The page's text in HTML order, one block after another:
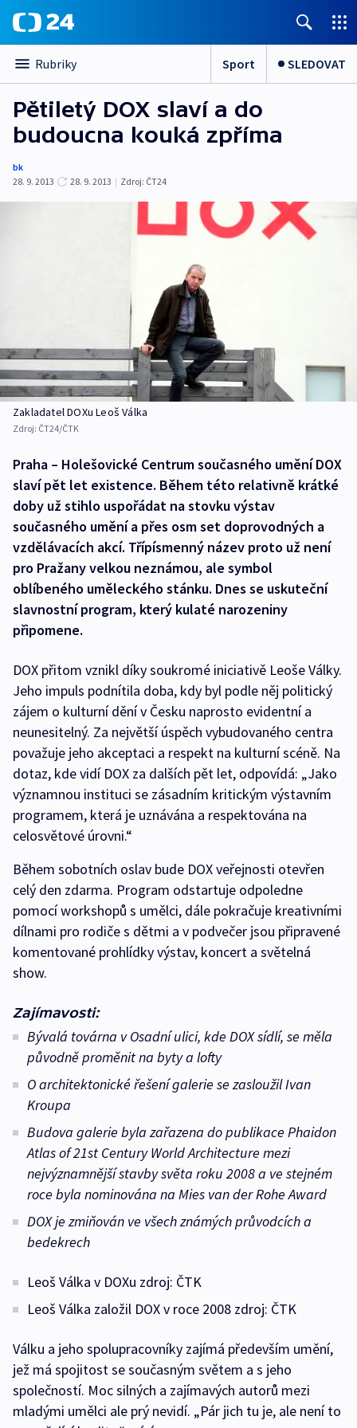
Rubriky Sport SLEDOVAT
Pětiletý DOX slaví a do
budoucna kouká zpříma
bk
28. 9. 2013
28. 9. 2013 | Zdroj: ČT24
Zakladatel DOXu Leoš Válka
Zdroj: ČT24/ČTK
Praha – Holešovické Centrum současného umění DOX
slaví pět let existence. Během této relativně krátké
doby už stihlo uspořádat na stovku výstav
současného umění a přes osm set doprovodných a
vzdělávacích akcí. Třípísmenný název proto už není
pro Pražany velkou neznámou, ale symbol
oblíbeného uměleckého stánku. Dnes se uskuteční
slavnostní program, který kulaté narozeniny
připomene.
DOX přitom vznikl díky soukromé iniciativě Leoše Války.
Jeho impuls podnítila doba, kdy byl podle něj politický
zájem o kulturní dění v Česku naprosto evidentní a
neunesitelný. Za největší úspěch vybudovaného centra
považuje jeho akceptaci a respekt na kulturní scéně. Na
dotaz, kde vidí DOX za dalších pět let, odpovídá: „Jako
významnou instituci se zásadním kritickým výstavním
programem, která je uznávána a respektována na
celosvětové úrovni.“
Během sobotních oslav bude DOX veřejnosti otevřen
celý den zdarma. Program odstartuje odpoledne
pomocí workshopů s umělci, dále pokračuje kreativními
dílnami pro rodiče s dětmi a v podvečer jsou připravené
komentované prohlídky výstav, koncert a světelná
show.
Zajímavosti:
Bývalá továrna v Osadní ulici, kde DOX sídlí, se měla
původně proměnit na byty a lofty
O architektonické řešení galerie se zasloužil Ivan
Kroupa
Budova galerie byla zařazena do publikace Phaidon
Atlas of 21st Century World Architecture mezi
nejvýznamnější stavby světa roku 2008 a ve stejném
roce byla nominována na Mies van der Rohe Award
DOX je zmiňován ve všech známých průvodcích a
bedekrech
Leoš Válka v DOXu zdroj: ČTK
Leoš Válka založil DOX v roce 2008 zdroj: ČTK
Válku a jeho spolupracovníky zajímá především umění,
jež má spojitost se současným světem a s jeho
společností. Moc silných a zajímavých autorů mezi
mladými umělci ale prý nevidí. „Pár jich tu je, ale není to